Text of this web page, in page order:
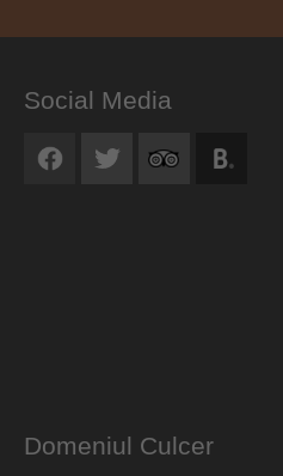
Social Media
Domeniul Culcer